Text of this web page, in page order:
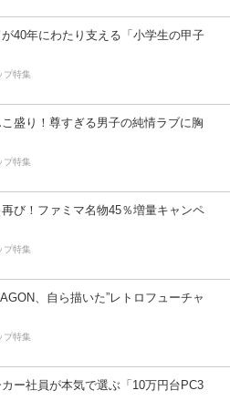
40年にわたり支える「小学生の甲子
プ特集
盛り！尊すぎる男子の純情ラブに胸
プ特集
び！ファミマ名物45％増量キャンペ
プ特集
、自ら描いた”レトロフューチャ
プ特集
ー社員が本気で選ぶ「10万円台PC3